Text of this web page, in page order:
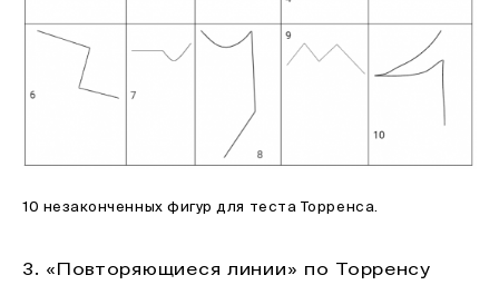
10 незаконченных фигур для теста Торренса.
3. «Повторяющиеся линии» по Торренсу